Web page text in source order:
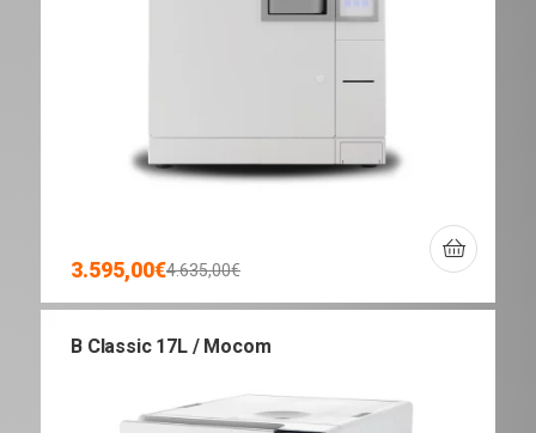
4.635,00€
3.595,00€
B Classic 17L / Mocom